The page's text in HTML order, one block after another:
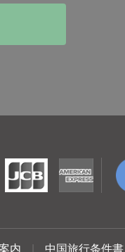
内 中国旅行条件書